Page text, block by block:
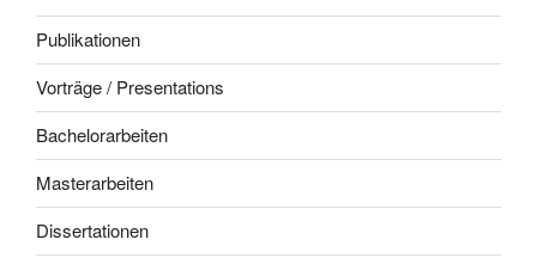
Publikationen
Vorträge / Presentations
Bachelorarbeiten
Masterarbeiten
Dissertationen